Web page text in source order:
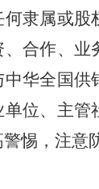
何隶属或股
、合作、业
中华全国供
单位、主管
惕，注意